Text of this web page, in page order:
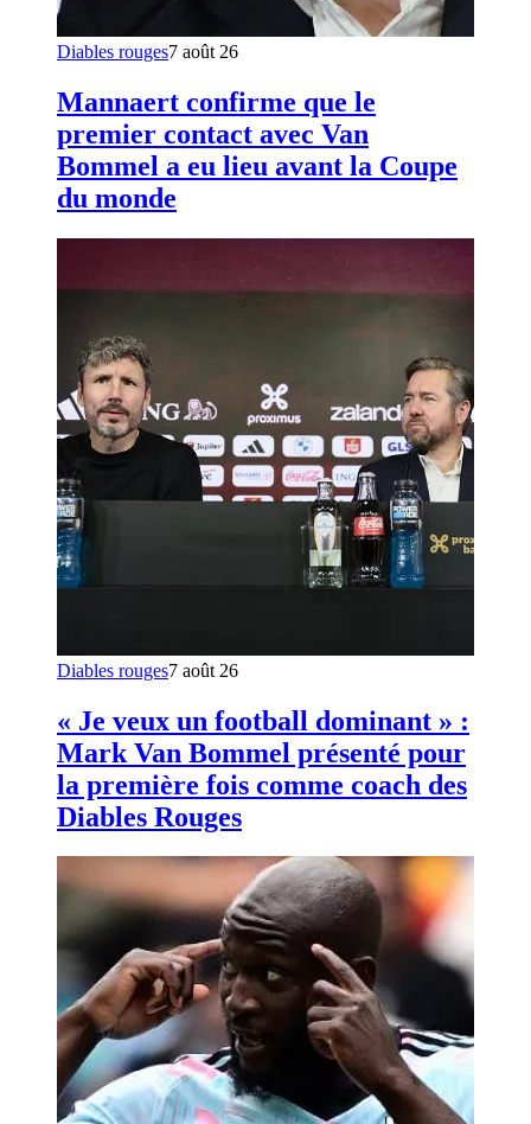
Diables rouges7 août 26
Mannaert confirme que le
premier contact avec Van
Bommel a eu lieu avant la Coupe
du monde
Diables rouges7 août 26
« Je veux un football dominant » :
Mark Van Bommel présenté pour
la première fois comme coach des
Diables Rouges